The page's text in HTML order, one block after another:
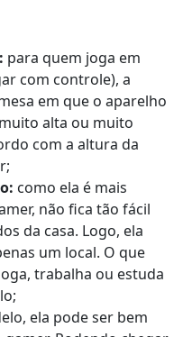
para quem joga em
com controle), a
em que o aparelho
alta ou muito
com a altura da
como ela é mais
não fica tão fácil
da casa. Logo, ela
um local. O que
trabalha ou estuda
ela pode ser bem